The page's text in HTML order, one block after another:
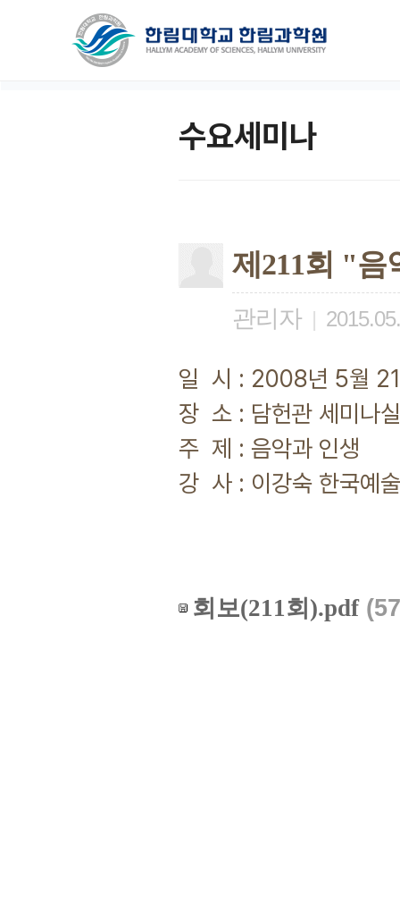
수요세미나
제211회 "음
관리자 |
일 시 : 2008년 5월
장 소 : 담헌관 세미나
주 제 : 음악과 인생
강 사 : 이강숙 한국예
회보(211회).pdf